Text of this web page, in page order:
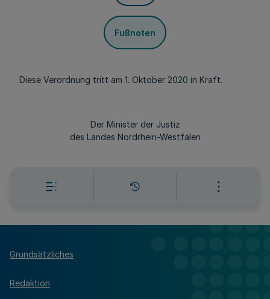
Fußnoten
Diese Verordnung tritt am 1. Oktober 2020 in Kraft.
Der Minister der Justiz
des Landes Nordrhein-Westfalen
Grundsätzliches
Redaktion